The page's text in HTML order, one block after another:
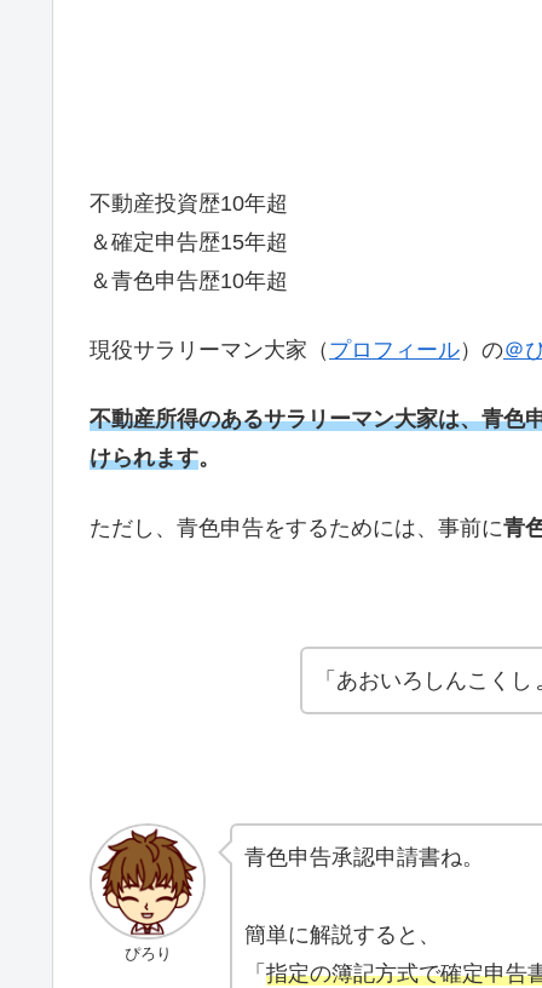
不動産投資歴10年超
＆確定申告歴15年超
＆青色申告歴10年超
現役サラリーマン大家（ プロフィール）の＠
不動産所得のあるサラリーマン大家は、青色
けられます。
ただし、青色申告をするためには、事前に青
「あおいろしんこく
ぴろり
青色申告承認申請書ね。
簡単に解説すると、
「 指定の簿記方式で確定申告